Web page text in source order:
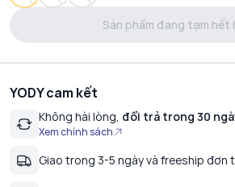
Sản phẩm đang tạm hết
YODY cam kết
Không hài lòng, đổi trả trong 30
Xem chính sách
Giao trong 3-5 ngày và freeship đơn